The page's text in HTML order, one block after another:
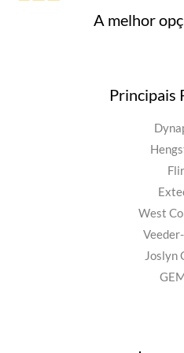
A melhor
Principais
Flir
West
Joslyn